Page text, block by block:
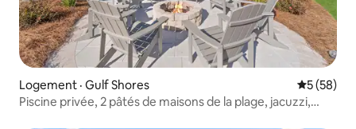
Logement · Gulf Shores Note
5 (58)
Piscine privée, 2 pâtés de maisons de la plage, jacuzzi,